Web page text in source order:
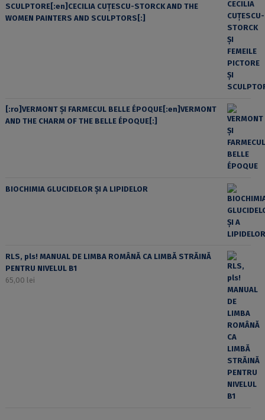
SCULPTORE[:en]CECILIA CUŢESCU-STORCK AND THE
WOMEN PAINTERS AND SCULPTORS[:]
[:ro]VERMONT ȘI FARMECUL BELLE ÉPOQUE[:en]VERMONT
AND THE CHARM OF THE BELLE ÉPOQUE[:]
BIOCHIMIA GLUCIDELOR ȘI A LIPIDELOR
RLS, pls! MANUAL DE LIMBA ROMÂNĂ CA LIMBĂ STRĂINĂ
PENTRU NIVELUL B1
65,00 lei